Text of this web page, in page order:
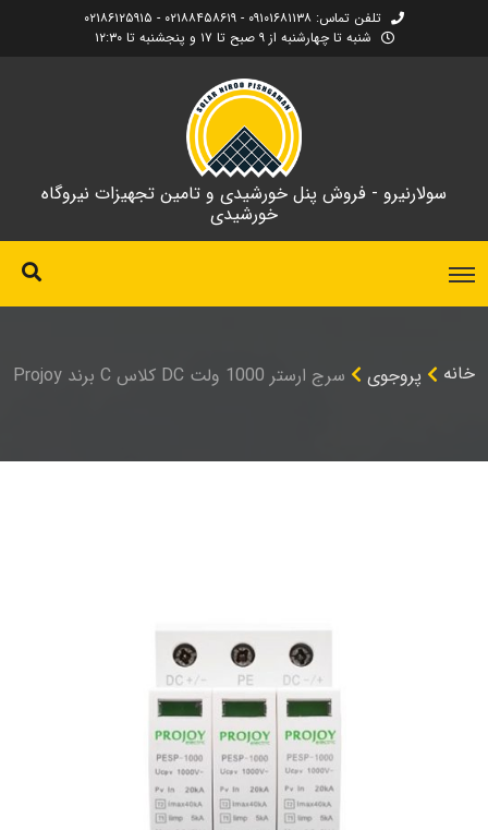
تلفن تماس: ۰۹۱۰۱۶۸۱۱۳۸ - ۰۲۱۸۸۴۵۸۶۱۹ - ۰۲۱۸۶۱۲۵۹۱۵
شنبه تا چهارشنبه از ۹ صبح تا ۱۷ و پنجشنبه تا ۱۲:۳۰
سولارنیرو - فروش پنل خورشیدی و تامین تجهیزات نیروگاه
خورشیدی
خانه پروجوی سرج ارستر 1000 ولت DC کلاس C برند Projoy